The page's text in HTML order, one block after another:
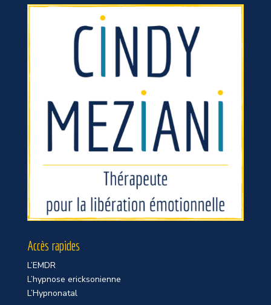
Accès rapides
L’EMDR
L’hypnose ericksonienne
L’Hypnonatal